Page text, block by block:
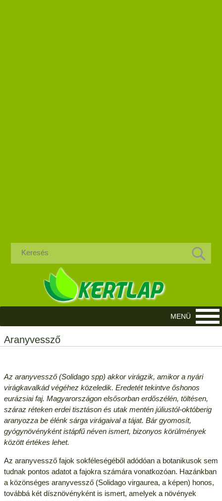
Aranyvessző
Az aranyvessző (Solidago spp) akkor virágzik, amikor a nyári
virágkavalkád végéhez közeledik. Eredetét tekintve őshonos
eurázsiai faj. Magyarországon elsősorban erdőszélén, töltésen,
száraz réteken erdei tisztáson és utak mentén júliustól-októberig
aranyozza be élénk sárga virágaival a tájat. Bár gyomosít,
gyógynövényként istápfű néven ismert, bizonyos körülmények
között értékes lehet.
Az aranyvessző fajok sokféleségéből adódóan a botanikusok sem
tudnak pontos adatot a fajokra számára vonatkozóan. Hazánkban
a közönséges aranyvessző (Solidago virgaurea, a képen) honos,
továbbá két dísznövényként is ismert, amelyek a növények